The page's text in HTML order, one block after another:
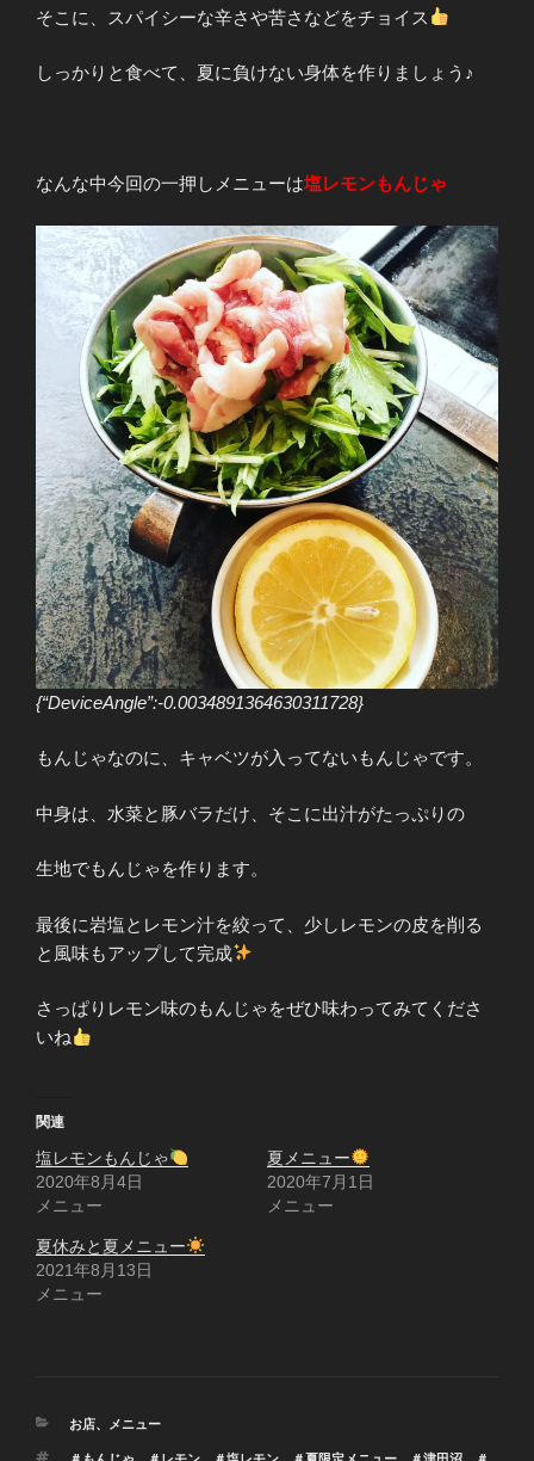
そこに、スパイシーな辛さや苦さなどをチョイス
しっかりと食べて、夏に負けない身体を作りましょう♪
なんな中今回の一押しメニューは塩レモンもんじゃ
{“DeviceAngle”:-0.0034891364630311728}
もんじゃなのに、キャベツが入ってないもんじゃです。
中身は、水菜と豚バラだけ、そこに出汁がたっぷりの
生地でもんじゃを作ります。
最後に岩塩とレモン汁を絞って、少しレモンの皮を削る
と風味もアップして完成
さっぱりレモン味のもんじゃをぜひ味わってみてくださ
いね
関連
塩レモンもんじゃ
2020年8月4日
メニュー
夏メニュー
2020年7月1日
メニュー
夏休みと夏メニュー
2021年8月13日
メニュー
カ
お店、 メニュー
タ
＃もんじゃ ＃レモン、 ＃塩レモン、 ＃夏限定メニュー、 ＃津田沼、 ＃